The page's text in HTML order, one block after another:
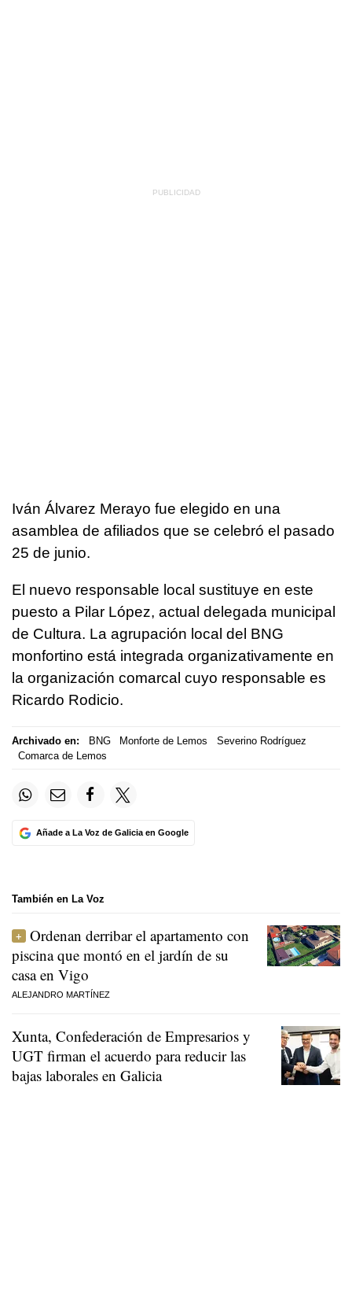
Iván Álvarez Merayo fue elegido en una
asamblea de afiliados que se celebró el pasado
25 de junio.
El nuevo responsable local sustituye en este
puesto a Pilar López, actual delegada municipal
de Cultura. La agrupación local del BNG
monfortino está integrada organizativamente en
la organización comarcal cuyo responsable es
Ricardo Rodicio.
Archivado en: BNG Monforte de Lemos
Severino Rodríguez
Comarca de Lemos
Añade a La Voz de Galicia en Google
También en La Voz
Ordenan derribar el apartamento con
piscina que montó en el jardín de su
casa en Vigo
ALEJANDRO MARTÍNEZ
Xunta, Confederación de Empresarios y
UGT firman el acuerdo para reducir las
bajas laborales en Galicia